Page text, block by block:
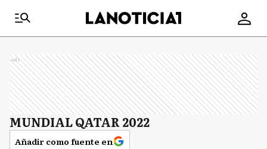
Ads
MUNDIAL QATAR 2022
Añadir como fuente en